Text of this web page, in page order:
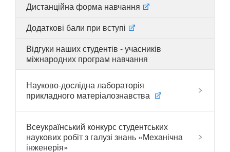
UA EN
Дистанційна форма навчання
Додаткові бали при вступі
Відгуки наших студентів - учасників
міжнародних програм навчання
Науково-дослідна лабораторія
прикладного матеріалознавства
Всеукраїнський конкурс студентських
наукових робіт з галузі знань «Механічна
інженерія»